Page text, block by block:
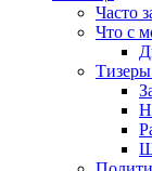
Часто
Что с
Тизеры